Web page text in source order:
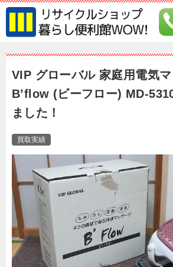
VIP グローバル 家庭用電気
B’flow (ビーフロー) MD-
ました！
買取実績